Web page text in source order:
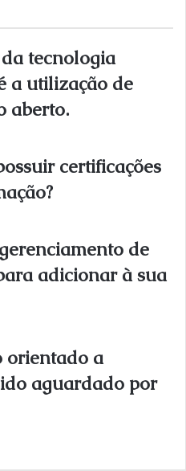
tecnologia
a utilização de
aberto.
certificações
de
adicionar à sua
orientado a
aguardado por